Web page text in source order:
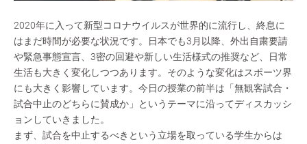
2020年に入って新型コロナウイルスが世界的に流行し、終息に
はまだ時間が必要な状況です。日本でも3月以降、外出自粛要請
や緊急事態宣言、3密の回避や新しい生活様式の推奨など、日常
生活も大きく変化しつつあります。そのような変化はスポーツ界
にも大きく影響しています。今日の授業の前半は「無観客試合・
試合中止のどちらに賛成か」というテーマに沿ってディスカッシ
ョンしていきました。
まず、試合を中止するべきという立場を取っている学生からは